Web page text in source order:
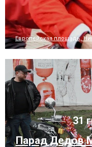
Европейская площадь,
31
Парад Дедов